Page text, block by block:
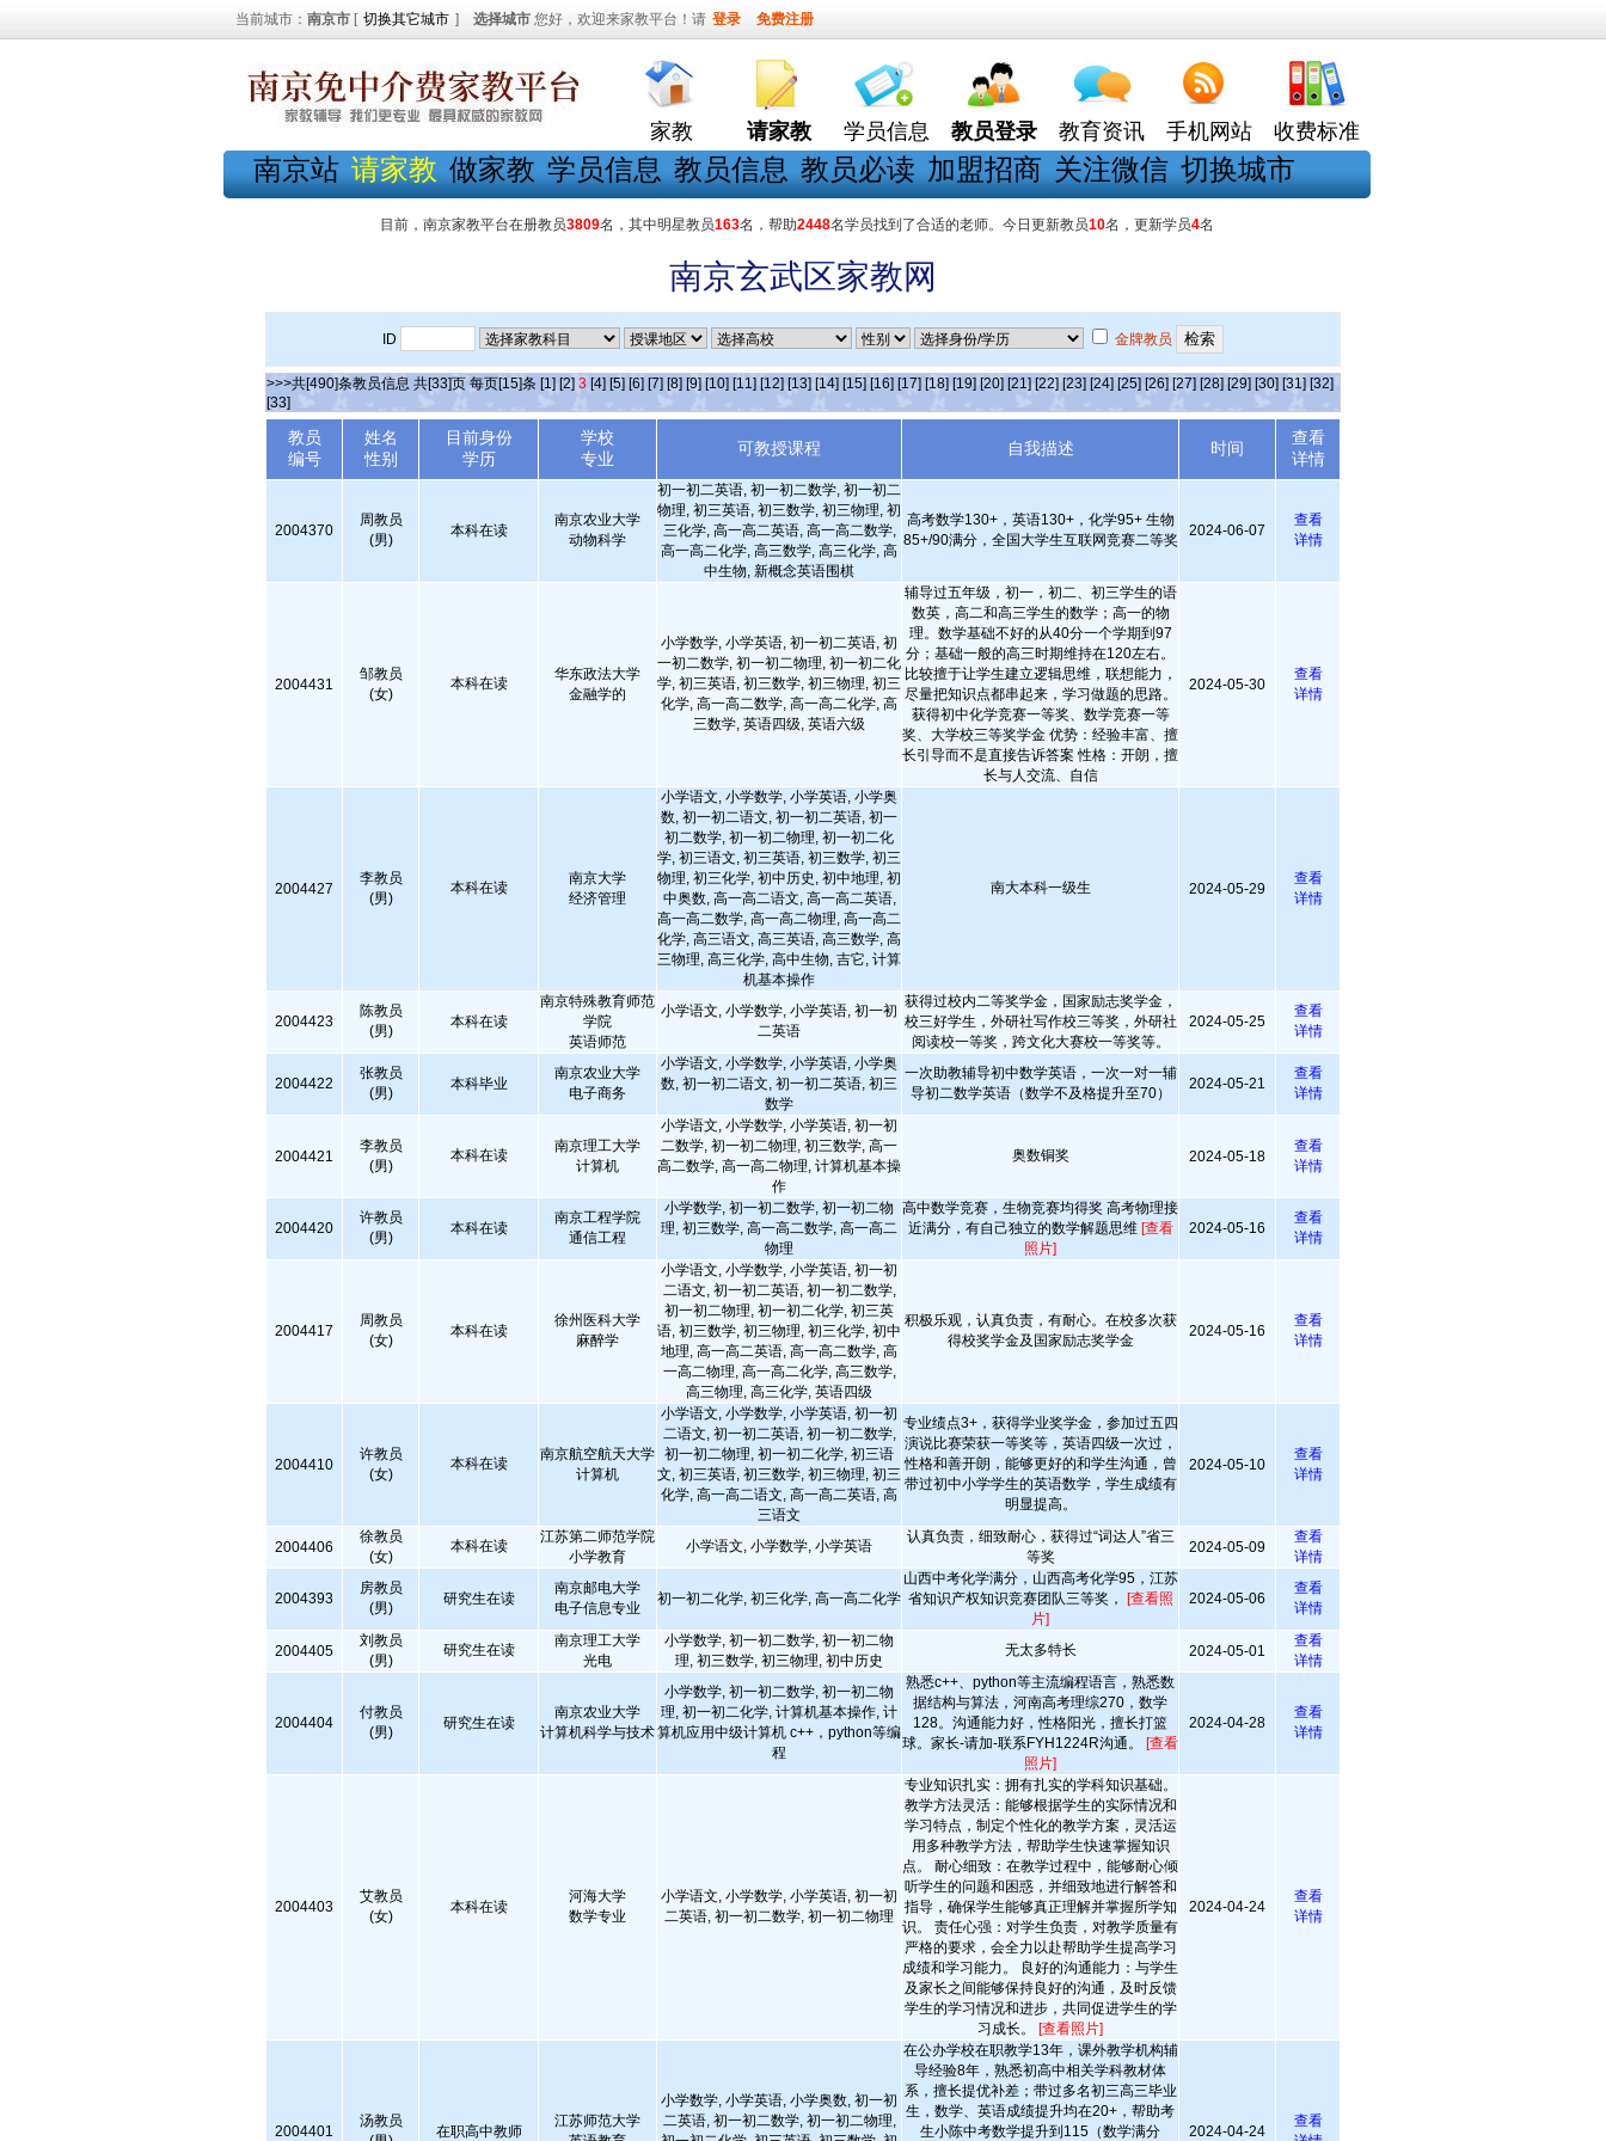
当前城市： 南京市 [ 切换其它城市 ] 选择城市 您好，欢迎来家教平台！请 登录 免费注册
家教 请家教 学员信息 教员登录 教育资讯 手机网站 收费标准
南京站 请家教 做家教 学员信息 教员信息 教员必读 加盟招商 关注微信 切换城市
目前，南京家教平台在册教员3809名，其中明星教员163名，帮助2448名学员找到了合适的老师。今日更新教员10名，更新学员4名
南京玄武区家教网
ID 金牌教员
>>>共[490]条教员信息 共[33]页 每页[15]条 [1] [2] 3 [4] [5] [6] [7] [8] [9] [10] [11] [12] [13] [14] [15] [16] [17] [18] [19] [20] [21] [22] [23] [24] [25] [26] [27] [28] [29] [30] [31] [32]
[33]
教员
编号
姓名
性别
目前身份
学历
学校
专业
可教授课程 自我描述 时间
查看
详情
2004370
周教员
(男)
本科在读
南京农业大学
动物科学
初一初二英语, 初一初二数学, 初一初二
物理, 初三英语, 初三数学, 初三物理, 初
三化学, 高一高二英语, 高一高二数学,
高一高二化学, 高三数学, 高三化学, 高
中生物, 新概念英语围棋
高考数学130+，英语130+，化学95+ 生物
85+/90满分，全国大学生互联网竞赛二等奖
2024-06-07
查看
详情
2004431
邹教员
(女)
本科在读
华东政法大学
金融学的
小学数学, 小学英语, 初一初二英语, 初
一初二数学, 初一初二物理, 初一初二化
学, 初三英语, 初三数学, 初三物理, 初三
化学, 高一高二数学, 高一高二化学, 高
三数学, 英语四级, 英语六级
辅导过五年级，初一，初二、初三学生的语
数英，高二和高三学生的数学；高一的物
理。数学基础不好的从40分一个学期到97
分；基础一般的高三时期维持在120左右。
比较擅于让学生建立逻辑思维，联想能力，
尽量把知识点都串起来，学习做题的思路。
获得初中化学竞赛一等奖、数学竞赛一等
奖、大学校三等奖学金 优势：经验丰富、擅
长引导而不是直接告诉答案 性格：开朗，擅
长与人交流、自信
2024-05-30
查看
详情
2004427
李教员
(男)
本科在读
南京大学
经济管理
小学语文, 小学数学, 小学英语, 小学奥
数, 初一初二语文, 初一初二英语, 初一
初二数学, 初一初二物理, 初一初二化
学, 初三语文, 初三英语, 初三数学, 初三
物理, 初三化学, 初中历史, 初中地理, 初
中奥数, 高一高二语文, 高一高二英语,
高一高二数学, 高一高二物理, 高一高二
化学, 高三语文, 高三英语, 高三数学, 高
三物理, 高三化学, 高中生物, 吉它, 计算
机基本操作
南大本科一级生 2024-05-29
查看
详情
2004423
陈教员
(男)
本科在读
南京特殊教育师范
学院
英语师范
小学语文, 小学数学, 小学英语, 初一初
二英语
获得过校内二等奖学金，国家励志奖学金，
校三好学生，外研社写作校三等奖，外研社
阅读校一等奖，跨文化大赛校一等奖等。
2024-05-25
查看
详情
2004422
张教员
(男)
本科毕业
南京农业大学
电子商务
小学语文, 小学数学, 小学英语, 小学奥
数, 初一初二语文, 初一初二英语, 初三
数学
一次助教辅导初中数学英语，一次一对一辅
导初二数学英语（数学不及格提升至70）
2024-05-21
查看
详情
2004421
李教员
(男)
本科在读
南京理工大学
计算机
小学语文, 小学数学, 小学英语, 初一初
二数学, 初一初二物理, 初三数学, 高一
高二数学, 高一高二物理, 计算机基本操
作
奥数铜奖 2024-05-18
查看
详情
2004420
许教员
(男)
本科在读
南京工程学院
通信工程
小学数学, 初一初二数学, 初一初二物
理, 初三数学, 高一高二数学, 高一高二
物理
高中数学竞赛，生物竞赛均得奖 高考物理接
近满分，有自己独立的数学解题思维 [查看
照片]
2024-05-16
查看
详情
2004417
周教员
(女)
本科在读
徐州医科大学
麻醉学
小学语文, 小学数学, 小学英语, 初一初
二语文, 初一初二英语, 初一初二数学,
初一初二物理, 初一初二化学, 初三英
语, 初三数学, 初三物理, 初三化学, 初中
地理, 高一高二英语, 高一高二数学, 高
一高二物理, 高一高二化学, 高三数学,
高三物理, 高三化学, 英语四级
积极乐观，认真负责，有耐心。在校多次获
得校奖学金及国家励志奖学金
2024-05-16
查看
详情
2004410
许教员
(女)
本科在读
南京航空航天大学
计算机
小学语文, 小学数学, 小学英语, 初一初
二语文, 初一初二英语, 初一初二数学,
初一初二物理, 初一初二化学, 初三语
文, 初三英语, 初三数学, 初三物理, 初三
化学, 高一高二语文, 高一高二英语, 高
三语文
专业绩点3+，获得学业奖学金，参加过五四
演说比赛荣获一等奖等，英语四级一次过，
性格和善开朗，能够更好的和学生沟通，曾
带过初中小学学生的英语数学，学生成绩有
明显提高。
2024-05-10
查看
详情
2004406
徐教员
(女)
本科在读
江苏第二师范学院
小学教育
小学语文, 小学数学, 小学英语
认真负责，细致耐心，获得过“词达人”省三
等奖
2024-05-09
查看
详情
2004393
房教员
(男)
研究生在读
南京邮电大学
电子信息专业
初一初二化学, 初三化学, 高一高二化学
山西中考化学满分，山西高考化学95，江苏
省知识产权知识竞赛团队三等奖，
[查看照
片]
2024-05-06
查看
详情
2004405
刘教员
(男)
研究生在读
南京理工大学
光电
小学数学, 初一初二数学, 初一初二物
理, 初三数学, 初三物理, 初中历史
无太多特长 2024-05-01
查看
详情
2004404
付教员
(男)
研究生在读
南京农业大学
计算机科学与技术
小学数学, 初一初二数学, 初一初二物
理, 初一初二化学, 计算机基本操作, 计
算机应用中级计算机 c++，python等编
程
熟悉c++、python等主流编程语言，熟悉数
据结构与算法，河南高考理综270，数学
128。沟通能力好，性格阳光，擅长打篮
球。家长-请加-联系FYH1224R沟通。 [查看
照片]
2024-04-28
查看
详情
2004403
艾教员
(女)
本科在读
河海大学
数学专业
小学语文, 小学数学, 小学英语, 初一初
二英语, 初一初二数学, 初一初二物理
专业知识扎实：拥有扎实的学科知识基础。
教学方法灵活：能够根据学生的实际情况和
学习特点，制定个性化的教学方案，灵活运
用多种教学方法，帮助学生快速掌握知识
点。 耐心细致：在教学过程中，能够耐心倾
听学生的问题和困惑，并细致地进行解答和
指导，确保学生能够真正理解并掌握所学知
识。 责任心强：对学生负责，对教学质量有
严格的要求，会全力以赴帮助学生提高学习
成绩和学习能力。 良好的沟通能力：与学生
及家长之间能够保持良好的沟通，及时反馈
学生的学习情况和进步，共同促进学生的学
习成长。 [查看照片]
2024-04-24
查看
详情
2004401
汤教员
在职高中教师
江苏师范大学
小学数学, 小学英语, 小学奥数, 初一初
二英语, 初一初二数学, 初一初二物理,
在公办学校在职教学13年，课外教学机构辅
导经验8年，熟悉初高中相关学科教材体
系，擅长提优补差；带过多名初三高三毕业
生，数学、英语成绩提升均在20+，帮助考
生小陈中考数学提升到115（数学满分
2024-04-24
查看